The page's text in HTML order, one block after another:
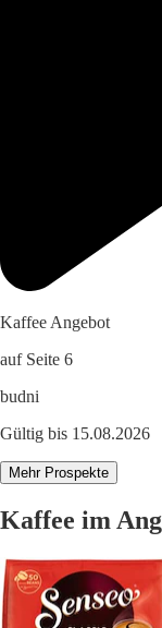
Kaffee Angebot
auf Seite 6
budni
Gültig bis 15.08.2026
Mehr Prospekte
Kaffee im